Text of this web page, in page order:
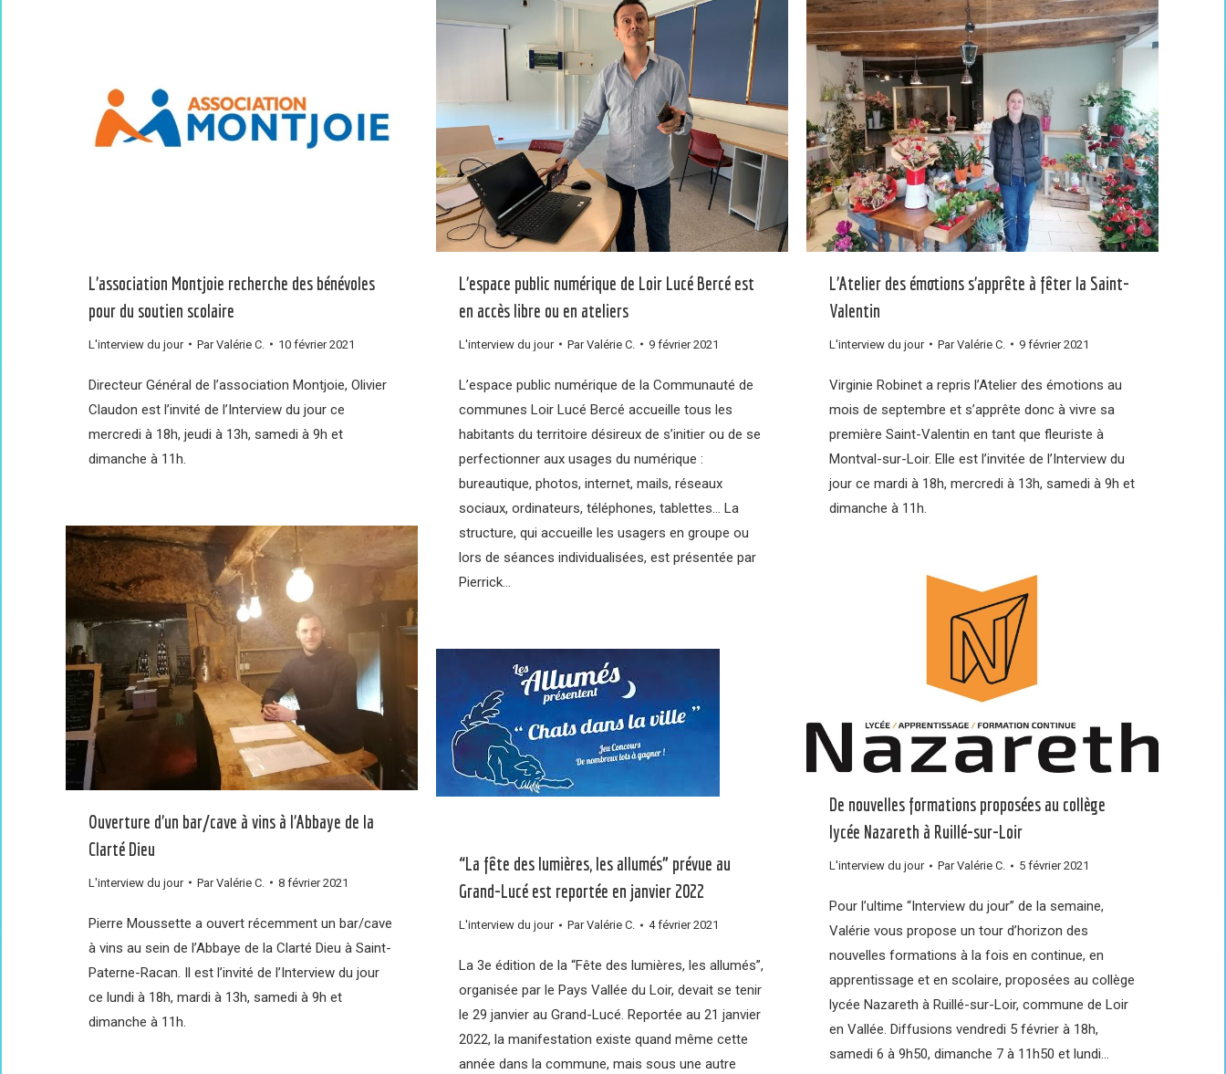
L’association Montjoie recherche des bénévoles
pour du soutien scolaire
L'interview du jour ParValérie C. 10 février 2021
Directeur Général de l’association Montjoie, Olivier
Claudon est l’invité de l’Interview du jour ce
mercredi à 18h, jeudi à 13h, samedi à 9h et
dimanche à 11h.
L’espace public numérique de Loir Lucé Bercé est
en accès libre ou en ateliers
L'interview du jour ParValérie C. 9 février 2021
L’espace public numérique de la Communauté de
communes Loir Lucé Bercé accueille tous les
habitants du territoire désireux de s’initier ou de se
perfectionner aux usages du numérique :
bureautique, photos, internet, mails, réseaux
sociaux, ordinateurs, téléphones, tablettes… La
structure, qui accueille les usagers en groupe ou
lors de séances individualisées, est présentée par
Pierrick…
L’Atelier des émotions s’apprête à fêter la Saint-
Valentin
L'interview du jour ParValérie C. 9 février 2021
Virginie Robinet a repris l’Atelier des émotions au
mois de septembre et s’apprête donc à vivre sa
première Saint-Valentin en tant que fleuriste à
Montval-sur-Loir. Elle est l’invitée de l’Interview du
jour ce mardi à 18h, mercredi à 13h, samedi à 9h et
dimanche à 11h.
Ouverture d’un bar/cave à vins à l’Abbaye de la
Clarté Dieu
L'interview du jour ParValérie C. 8 février 2021
Pierre Moussette a ouvert récemment un bar/cave
à vins au sein de l’Abbaye de la Clarté Dieu à Saint-
Paterne-Racan. Il est l’invité de l’Interview du jour
ce lundi à 18h, mardi à 13h, samedi à 9h et
dimanche à 11h.
De nouvelles formations proposées au collège
lycée Nazareth à Ruillé-sur-Loir
L'interview du jour ParValérie C. 5 février 2021
Pour l’ultime “Interview du jour” de la semaine,
Valérie vous propose un tour d’horizon des
nouvelles formations à la fois en continue, en
apprentissage et en scolaire, proposées au collège
lycée Nazareth à Ruillé-sur-Loir, commune de Loir
en Vallée. Diffusions vendredi 5 février à 18h,
samedi 6 à 9h50, dimanche 7 à 11h50 et lundi…
“La fête des lumières, les allumés” prévue au
Grand-Lucé est reportée en janvier 2022
L'interview du jour ParValérie C. 4 février 2021
La 3e édition de la “Fête des lumières, les allumés”,
organisée par le Pays Vallée du Loir, devait se tenir
le 29 janvier au Grand-Lucé. Reportée au 21 janvier
2022, la manifestation existe quand même cette
année dans la commune, mais sous une autre